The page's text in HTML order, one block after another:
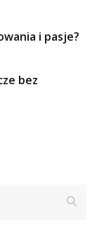
i pasje?
bez